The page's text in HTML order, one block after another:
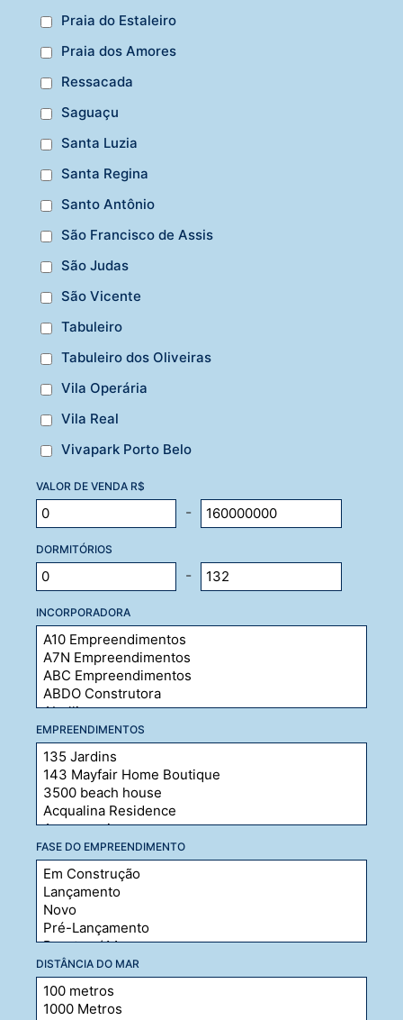
Praia do Estaleiro
Praia dos Amores
Ressacada
Saguaçu
Santa Luzia
Santa Regina
Santo Antônio
São Francisco de Assis
São Judas
São Vicente
Tabuleiro
Tabuleiro dos Oliveiras
Vila Operária
Vila Real
Vivapark Porto Belo
VALOR DE VENDA R$
-
DORMITÓRIOS
-
INCORPORADORA
EMPREENDIMENTOS
FASE DO EMPREENDIMENTO
DISTÂNCIA DO MAR